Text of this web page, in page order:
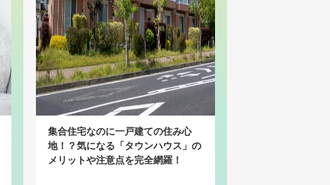
集合住宅なのに一戸建ての住み心
地！？気になる「タウンハウス」の
メリットや注意点を完全網羅！